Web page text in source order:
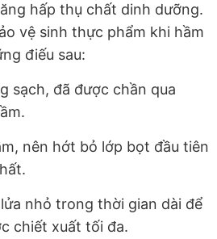
hấp thụ chất dinh dưỡng.
vệ sinh thực phẩm khi hầm
điếu sau:
sạch, đã được chần qua
nên hớt bỏ lớp bọt đầu tiên
nhỏ trong thời gian dài để
chiết xuất tối đa.